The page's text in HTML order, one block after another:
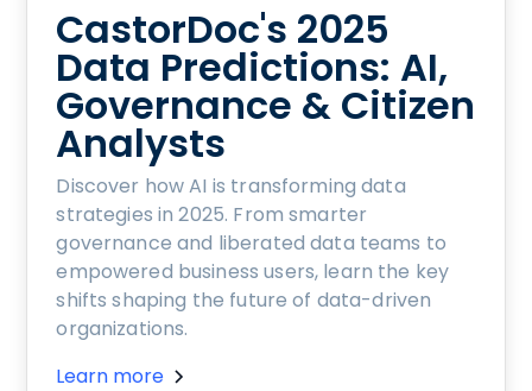
CastorDoc's 2025
Data Predictions: AI,
Governance & Citizen
Analysts
Discover how AI is transforming data
strategies in 2025. From smarter
governance and liberated data teams to
empowered business users, learn the key
shifts shaping the future of data-driven
organizations.
Learn more